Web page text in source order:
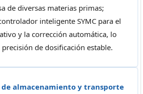
de diversas materias primas;
inteligente SYMC para el
y la corrección automática, lo
de dosificación estable.
de almacenamiento y transporte